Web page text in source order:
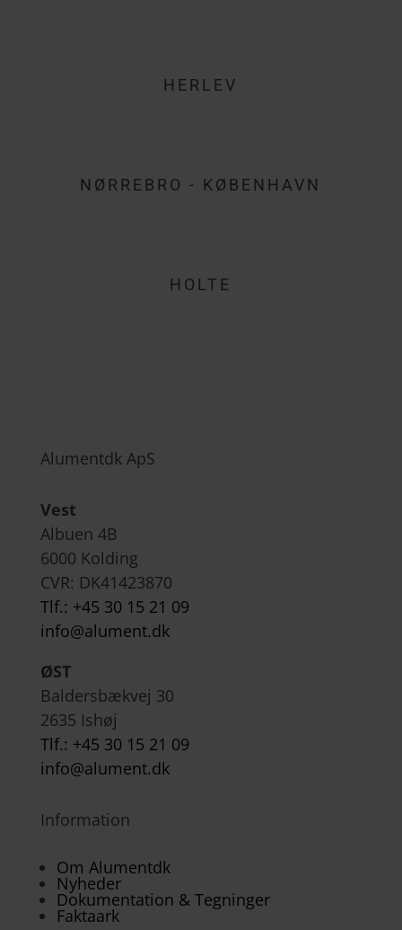
HERLEV
NØRREBRO - KØBENHAVN
HOLTE
Alumentdk ApS
Vest
Albuen 4B
6000 Kolding
CVR: DK41423870
Tlf.: +45 30 15 21 09
info@alument.dk
ØST
Baldersbækvej 30
2635 Ishøj
Tlf.: +45 30 15 21 09
info@alument.dk
Information
Om Alumentdk
Nyheder
Dokumentation & Tegninger
Faktaark